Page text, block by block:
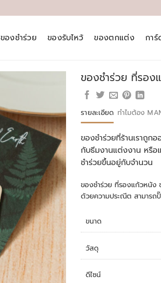
ของชำร่วย ของรับไหว้ ของตกแต่ง กา
ของชำร่วย ที่รอง
รายละเอียด ทำไมต้อง
ของชำร่วยที่ร้านเราถูก
กับธีมงานแต่งงาน หรื
ชำร่วยขึ้นอยู่กับจำนวน
ของชำร่วย ที่รองแก้วหนัง
ด้วยความประณีต สามารถ
ขนาด
วัสดุ
ดีไซน์